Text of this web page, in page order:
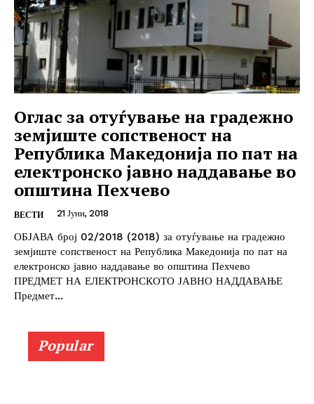
Оглас за отуѓување на градежно
земјиште сопственост на
Република Македонија по пат на
електронско јавно наддавање во
општина Пехчево
ВЕСТИ 21 Јуни, 2018
ОБЈАВА број 02/2018 (2018) за отуѓување на градежно
земјиште сопственост на Република Македонија по пат на
електронско јавно наддавање во општина Пехчево
ПРЕДМЕТ НА ЕЛЕКТРОНСКОТО ЈАВНО НАДДАВАЊЕ
Предмет...
Popular